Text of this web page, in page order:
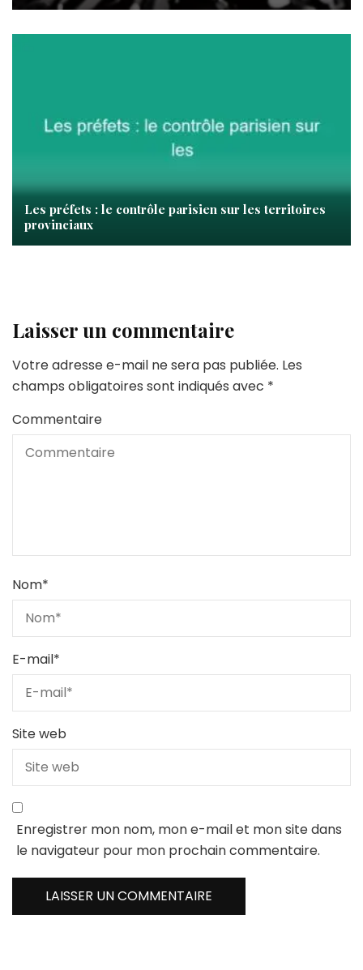
Les préfets : le contrôle parisien sur les territoires
provinciaux
Laisser un commentaire
Votre adresse e-mail ne sera pas publiée. Les
champs obligatoires sont indiqués avec *
Commentaire
Nom*
E-mail*
Site web
Enregistrer mon nom, mon e-mail et mon site dans
le navigateur pour mon prochain commentaire.